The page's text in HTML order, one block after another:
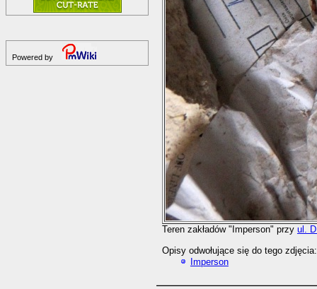
Powered by
Teren zakładów "Imperson" przy ul.
Opisy odwołujące się do tego zdjęcia:
Imperson